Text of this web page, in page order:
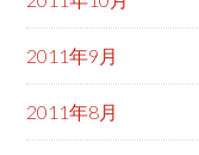
2011年9月
2011年8月